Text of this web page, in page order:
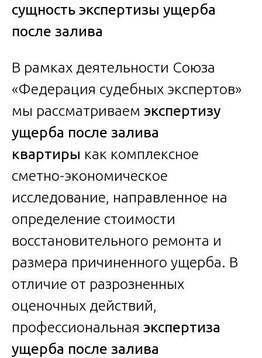
сущность экспертизы ущерба
после залива
В рамках деятельности Союза
«Федерация судебных экспертов»
мы рассматриваем экспертизу
ущерба после залива
квартиры как комплексное
сметно-экономическое
исследование, направленное на
определение стоимости
восстановительного ремонта и
размера причиненного ущерба. В
отличие от разрозненных
оценочных действий,
профессиональная экспертиза
ущерба после залива